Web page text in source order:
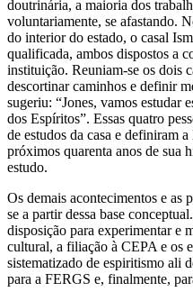
doutrinária, a maioria dos
voluntariamente, se afastando.
do interior do estado, o casal
qualificada, ambos dispostos a
instituição. Reuniam-se os dois
descortinar caminhos e definir
sugeriu: “Jones, vamos estudar
dos Espíritos”. Essas quatro
de estudos da casa e definiram
próximos quarenta anos de sua
estudo.
Os demais acontecimentos e as
se a partir dessa base
disposição para experimentar e
cultural, a filiação à CEPA e os
sistematizado de espiritismo ali
para a FERGS e, finalmente,